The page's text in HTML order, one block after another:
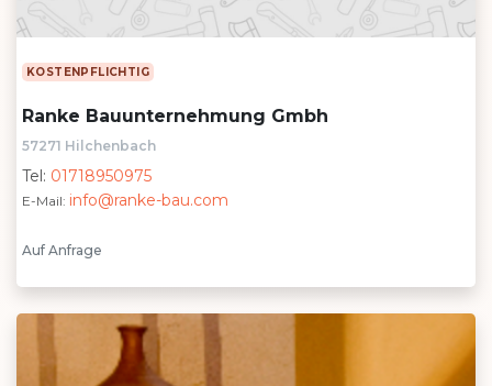
KOSTENPFLICHTIG
Ranke Bauunternehmung Gmbh
57271 Hilchenbach
Tel: 01718950975
E-Mail: info@ranke-bau.com
Auf Anfrage